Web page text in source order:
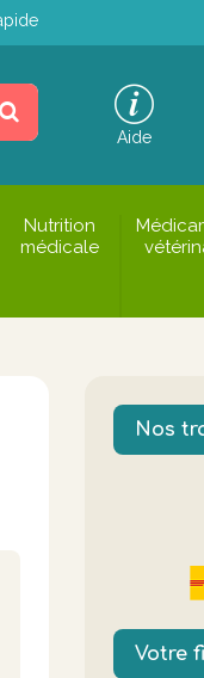
Aide
Nutrition
médicale
Nos
Votre